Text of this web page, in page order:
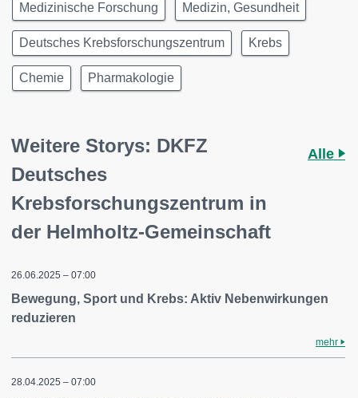
Medizinische Forschung Medizin, Gesundheit
Deutsches Krebsforschungszentrum Krebs
Chemie Pharmakologie
Weitere Storys: DKFZ
Deutsches
Krebsforschungszentrum in
der Helmholtz-Gemeinschaft
Alle
26.06.2025 – 07:00
Bewegung, Sport und Krebs: Aktiv Nebenwirkungen
reduzieren
mehr
28.04.2025 – 07:00